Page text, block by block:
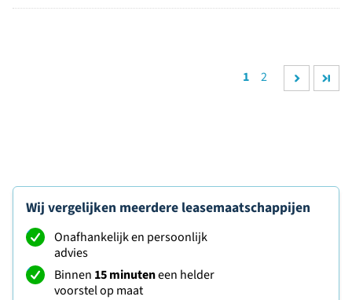
1 2
Wij vergelijken meerdere leasemaatschappijen
Onafhankelijk en persoonlijk
advies
Binnen 15 minuteneen helder
voorstel op maat